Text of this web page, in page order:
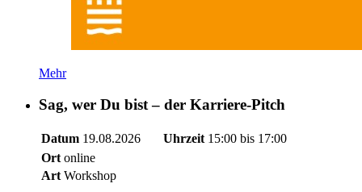
Mehr
Sag, wer Du bist – der Karriere-Pitch
Datum 19.08.2026 Uhrzeit 15:00 bis 17:00
Ort online
Art Workshop